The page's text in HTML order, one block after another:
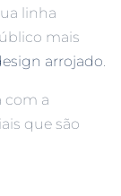
linha
mais
arrojado.
com a
que são